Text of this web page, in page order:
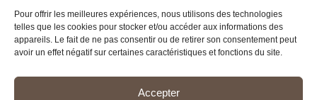
Pour offrir les meilleures expériences, nous utilisons des technologies
telles que les cookies pour stocker et/ou accéder aux informations des
appareils. Le fait de ne pas consentir ou de retirer son consentement peut
avoir un effet négatif sur certaines caractéristiques et fonctions du site.
Accepter
Mentions légales
PRENDRE RENDEZ-VOUS